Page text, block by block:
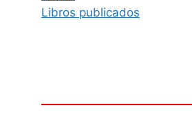
Libros publicados